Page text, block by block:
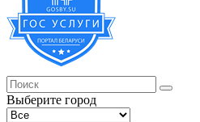
Выберите город